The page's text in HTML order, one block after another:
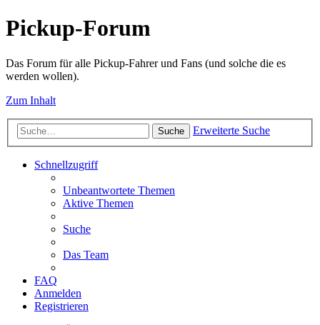
Pickup-Forum
Das Forum für alle Pickup-Fahrer und Fans (und solche die es
werden wollen).
Zum Inhalt
Suche Erweiterte Suche
Schnellzugriff
Unbeantwortete Themen
Aktive Themen
Suche
Das Team
FAQ
Anmelden
Registrieren